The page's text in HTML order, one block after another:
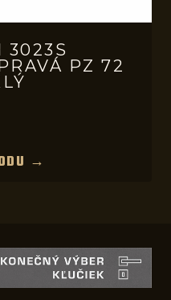
3023S
PZ 72
→